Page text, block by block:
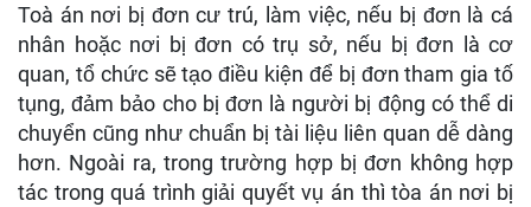
Toà án nơi bị đơn cư trú, làm việc, nếu bị đơn là cá
nhân hoặc nơi bị đơn có trụ sở, nếu bị đơn là cơ
quan, tổ chức sẽ tạo điều kiện để bị đơn tham gia tố
tụng, đảm bảo cho bị đơn là người bị động có thể di
chuyển cũng như chuẩn bị tài liệu liên quan dễ dàng
hơn. Ngoài ra, trong trường hợp bị đơn không hợp
tác trong quá trình giải quyết vụ án thì tòa án nơi bị